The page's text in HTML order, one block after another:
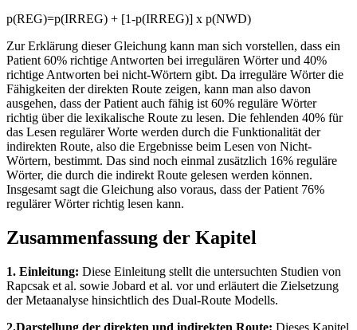
p(REG)=p(IRREG) + [1-p(IRREG)] x p(NWD)
Zur Erklärung dieser Gleichung kann man sich vorstellen, dass ein
Patient 60% richtige Antworten bei irregulären Wörter und 40%
richtige Antworten bei nicht-Wörtern gibt. Da irreguläre Wörter die
Fähigkeiten der direkten Route zeigen, kann man also davon
ausgehen, dass der Patient auch fähig ist 60% reguläre Wörter
richtig über die lexikalische Route zu lesen. Die fehlenden 40% für
das Lesen regulärer Worte werden durch die Funktionalität der
indirekten Route, also die Ergebnisse beim Lesen von Nicht-
Wörtern, bestimmt. Das sind noch einmal zusätzlich 16% reguläre
Wörter, die durch die indirekt Route gelesen werden können.
Insgesamt sagt die Gleichung also voraus, dass der Patient 76%
regulärer Wörter richtig lesen kann.
Zusammenfassung der Kapitel
1. Einleitung: Diese Einleitung stellt die untersuchten Studien von
Rapcsak et al. sowie Jobard et al. vor und erläutert die Zielsetzung
der Metaanalyse hinsichtlich des Dual-Route Modells.
2.Darstellung der direkten und indirekten Route: Dieses Kapitel